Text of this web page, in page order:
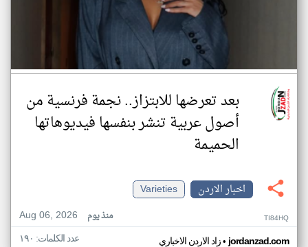
بعد تعرضها للابتزاز.. نجمة فرنسية من
أصول عربية تنشر بنفسها فيديوهاتها
الحميمة
اخبار الاردن
Varieties
Aug 06, 2026
منذ يوم TI84HQ
زاد الاردن الاخباري•jordanzad.com عدد الكلمات: ١٩٠